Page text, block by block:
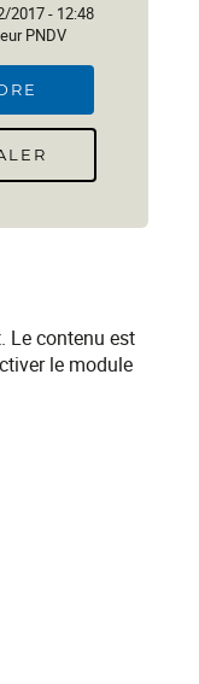
2017 - 12:48
PNDV
Le contenu est
le module